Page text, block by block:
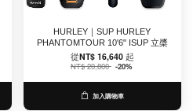
HURLEY｜SUP HURLEY
PHANTOMTOUR 10'6" ISUP 立槳
從NT$ 16,640 起
NT$ 20,800 -20%
加入購物車